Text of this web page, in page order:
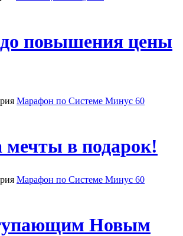
до повышения цены
Марафон по Системе Минус 60
мечты в подарок!
Марафон по Системе Минус 60
Новым